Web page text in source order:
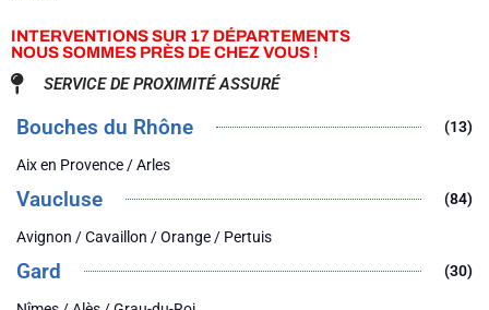
INTERVENTIONS SUR 17 DÉPARTEMENTS
NOUS SOMMES PRÈS DE CHEZ VOUS !
SERVICE DE PROXIMITÉ ASSURÉ
Bouches du Rhône (13)
Aix en Provence / Arles
Vaucluse (84)
Avignon / Cavaillon / Orange / Pertuis
Gard (30)